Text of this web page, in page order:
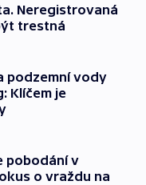
Neregistrovaná
trestná
podzemní vody
Klíčem je
pobodání v
o vraždu na